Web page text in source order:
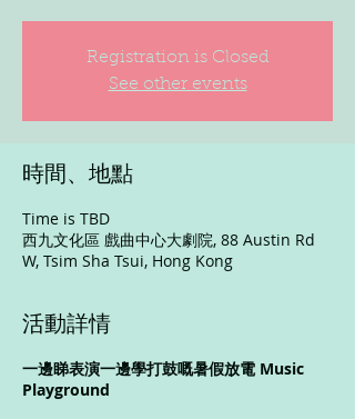
Registration is Closed
See other events
時間、地點
Time is TBD
西九文化區 戲曲中心大劇院, 88 Austin Rd
W, Tsim Sha Tsui, Hong Kong
活動詳情
一邊睇表演一邊學打鼓嘅暑假放電 Music
Playground